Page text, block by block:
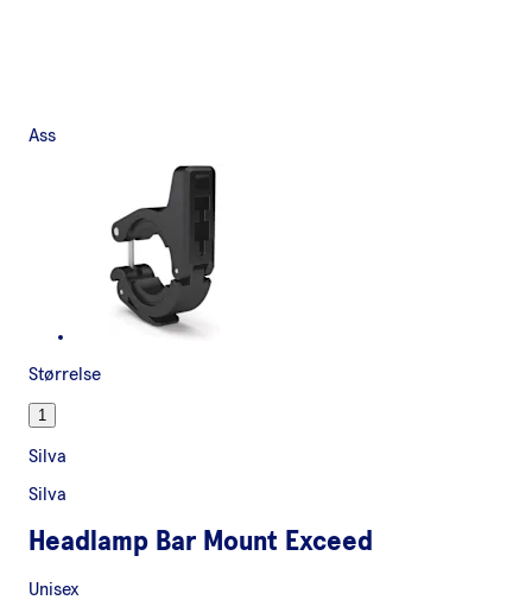
Ass
Størrelse
1
Silva
Silva
Headlamp Bar Mount Exceed
Unisex